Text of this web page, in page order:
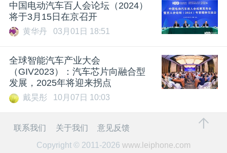
中国电动汽车百人会论坛（2024）
将于3月15日在京召开
黄华丹 03月01日 18:51
全球智能汽车产业大会
（GIV2023）：汽车芯片向融合型
发展，2025年将迎来拐点
戴昊彤 10月07日 10:03
联系我们 关于我们
意见反馈
Copyright © 2011-2026 www.leiphone.com